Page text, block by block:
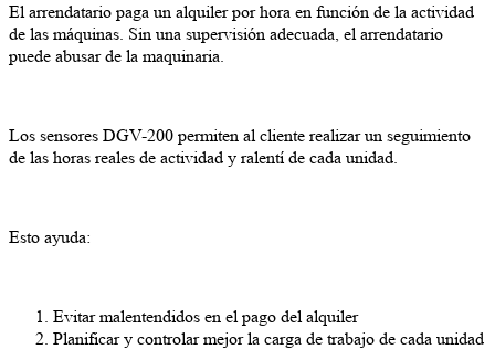
El arrendatario paga un alquiler por hora en función de la actividad
de las máquinas. Sin una supervisión adecuada, el arrendatario
puede abusar de la maquinaria.
Los sensores DGV-200 permiten al cliente realizar un seguimiento
de las horas reales de actividad y ralentí de cada unidad.
Esto ayuda:
Evitar malentendidos en el pago del alquiler
Planificar y controlar mejor la carga de trabajo de cada unidad